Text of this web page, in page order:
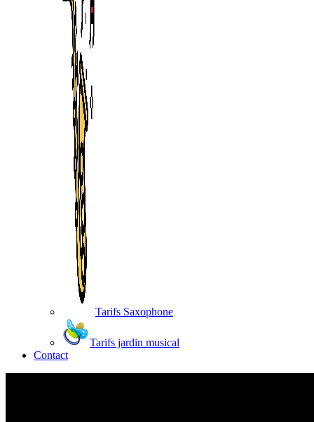
Tarifs Saxophone
Tarifs jardin musical
Contact